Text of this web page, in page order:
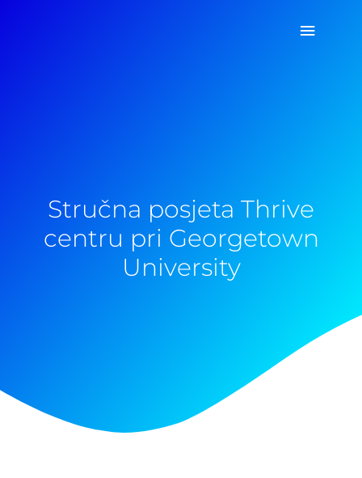
Glavni
Stručna posjeta Thrive
centru pri Georgetown
University